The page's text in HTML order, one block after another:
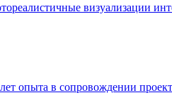
визуализации
в сопровождении